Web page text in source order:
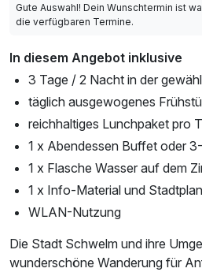
Gute Auswahl! Dein Wunschtermin ist
die verfügbaren Termine.
In diesem Angebot inklusive
3 Tage / 2 Nacht in der
täglich ausgewogenes
reichhaltiges Lunchpaket pro
1 x Abendessen Buffet oder
1 x Flasche Wasser auf dem
1 x Info-Material und Stadtplan
WLAN-Nutzung
Die Stadt Schwelm und ihre
wunderschöne Wanderung für